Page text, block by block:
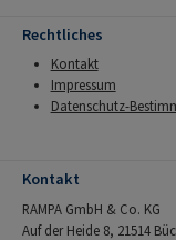
Rechtliches
Kontakt
Impressum
Datenschutz-
Kontakt
RAMPA GmbH & Co. KG
Auf der Heide 8, 21514